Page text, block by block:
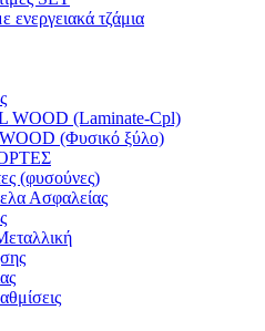
τζάμια
WOOD (Laminate-Cpl)
(Φυσικό ξύλο)
(φυσούνες)
Ασφαλείας